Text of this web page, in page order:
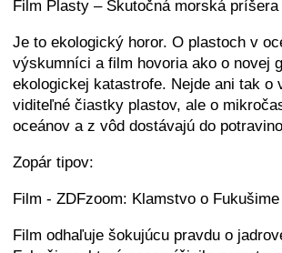
Film Plasty – Skutočná morská príšera
Je to ekologický horor. O plastoch v
výskumníci a film hovoria ako o novej
ekologickej katastrofe. Nejde ani tak o
viditeľné čiastky plastov, ale o
oceánov a z vôd dostávajú do
Zopár tipov:
Film - ZDFzoom: Klamstvo o Fukušime
Film odhaľuje šokujúcu pravdu o